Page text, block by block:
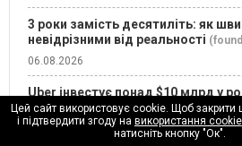
3 роки замість десятиліть: як
невідрізними від реальності
06.08.2026
Uber інвестує понад $10 млрд у
конкурувати з Tesla (founder.ua)
06.08.2026
Цей сайт використовує cookie. Щоб закрити
і підтвердити згоду на використання cookie
натисніть кнопку "Ок".